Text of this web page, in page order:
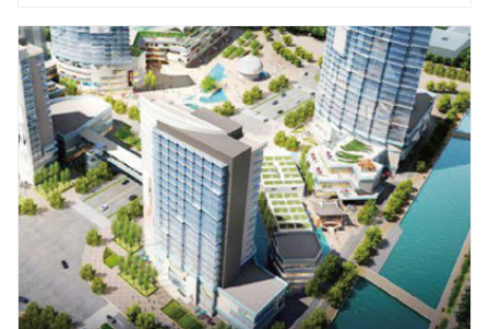
应视为素混凝土结构。这种材料具有较高的抗压强度，而抗拉
强度却很低，故一般在以受压为主的结构构件中采用，如柱
墩、基础墙等。钢筋混凝土当在混凝土中配以适量的钢筋，则
为钢筋